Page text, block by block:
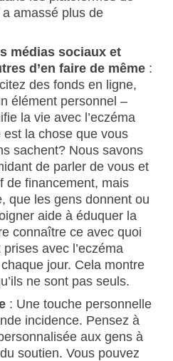
amassé plus de
médias sociaux et
d’en faire de même :
des fonds en ligne,
élément personnel –
la vie avec l’eczéma
la chose que vous
sachent? Nous savons
de parler de vous et
de financement, mais
que les gens donnent ou
aide à éduquer la
connaître ce avec quoi
avec l’eczéma
jour. Cela montre
ne sont pas seuls.
: Une touche personnelle
incidence. Pensez à
aux gens à
soutien. Vous pouvez